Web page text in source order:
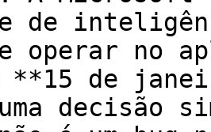
de
operar no
de
decisão